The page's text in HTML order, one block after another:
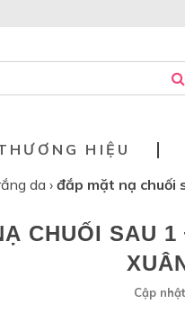
HIỆU
da › đắp mặt nạ chuối
CHUỐI SAU
Cập